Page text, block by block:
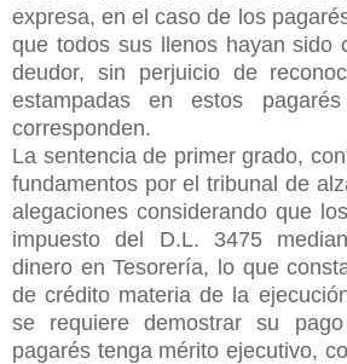
expresa, en el caso de los
que todos sus llenos hayan sido
deudor, sin perjuicio de
estampadas en estos
corresponden.
La sentencia de primer grado,
fundamentos por el tribunal de
alegaciones considerando que
impuesto del D.L. 3475
dinero en Tesorería, lo que
de crédito materia de la
se requiere demostrar su
pagarés tenga mérito ejecutivo,